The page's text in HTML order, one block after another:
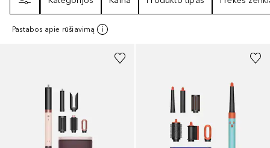
Pastabos apie rūšiavimą